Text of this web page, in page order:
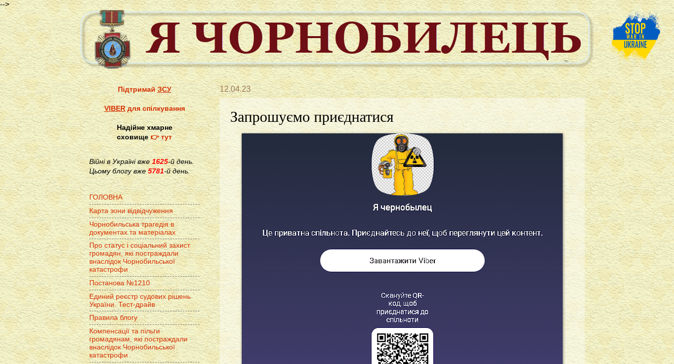
-->
12.04.23
Запрошуємо приєднатися
ПідтримайЗСУ
VIBERдля спілкування
Надійне хмарне
сховище👉 тут
Війні в Україні вже1625-й день.
Цьому блогу вже 5781-й день.
ГОЛОВНА
Карта зони відвідчуження
Чорнобильська трагедія в
документах та матеріалах
Про статус і соціальний захист
громадян, які постраждали
внаслідок Чорнобильської
катастрофи
Постанова №1210
Единий реєстр судових рішень
України. Тест-драйв
Правила блогу
Компенсації та пільги
громадянам, які постраждали
внаслідок Чорнобильської
катастрофи